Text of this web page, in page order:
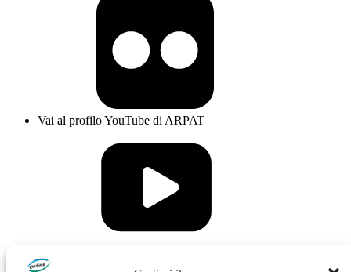
Vai al profilo YouTube di ARPAT
Vai al profilo Issuu di ARPAT